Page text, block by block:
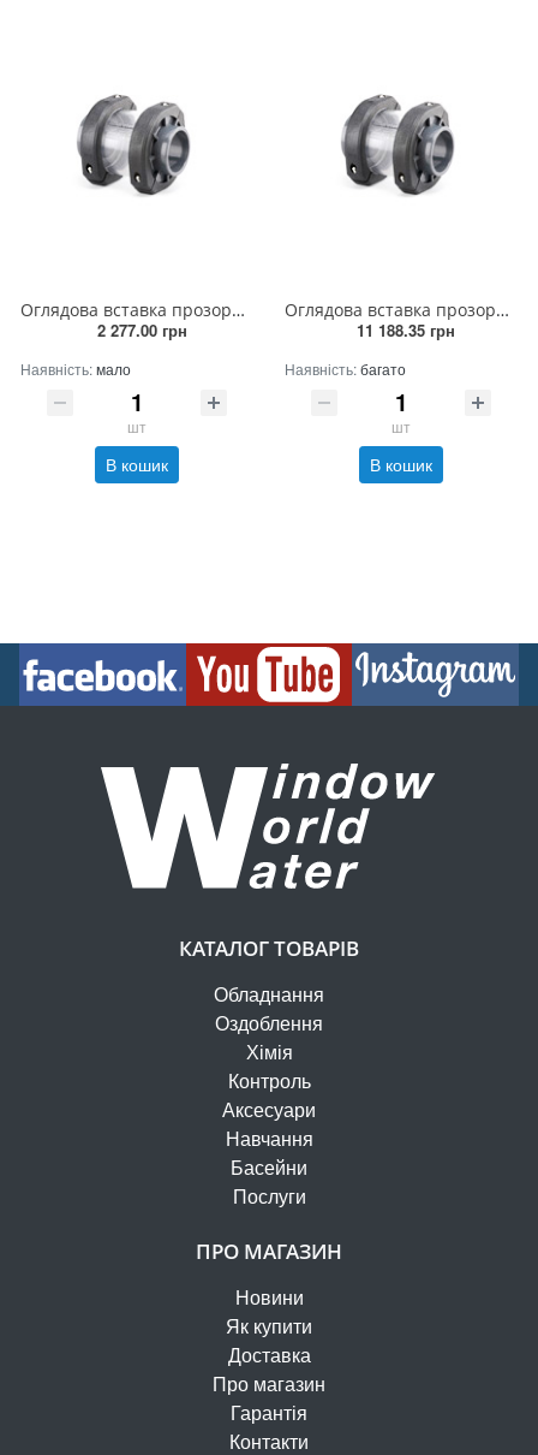
Оглядова вставка прозора 63 мм
2 277.00 грн
Наявність:мало
шт
В кошик
Оглядова вставка прозора 200 мм
11 188.35 грн
Наявність:багато
шт
В кошик
КАТАЛОГ ТОВАРІВ
Обладнання
Оздоблення
Хімія
Контроль
Аксесуари
Навчання
Басейни
Послуги
ПРО МАГАЗИН
Новини
Як купити
Доставка
Про магазин
Гарантія
Контакти